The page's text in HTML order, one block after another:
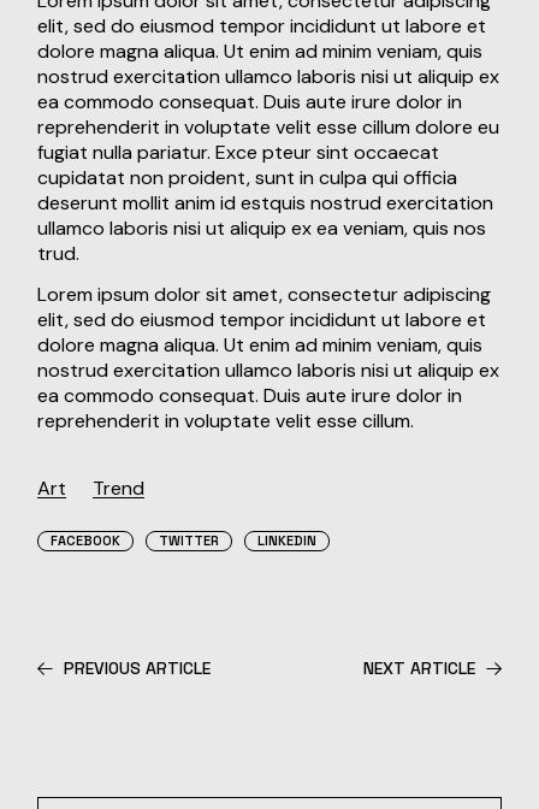
elit, sed do eiusmod tempor incididunt ut labore et
dolore magna aliqua. Ut enim ad minim veniam, quis
nostrud exercitation ullamco laboris nisi ut aliquip ex
ea commodo consequat. Duis aute irure dolor in
reprehenderit in voluptate velit esse cillum dolore eu
fugiat nulla pariatur. Exce pteur sint occaecat
cupidatat non proident, sunt in culpa qui officia
deserunt mollit anim id estquis nostrud exercitation
ullamco laboris nisi ut aliquip ex ea veniam, quis nos
trud.
Lorem ipsum dolor sit amet, consectetur adipiscing
elit, sed do eiusmod tempor incididunt ut labore et
dolore magna aliqua. Ut enim ad minim veniam, quis
nostrud exercitation ullamco laboris nisi ut aliquip ex
ea commodo consequat. Duis aute irure dolor in
reprehenderit in voluptate velit esse cillum.
Art Trend
FACEBOOK TWITTER LINKEDIN
PREVIOUS ARTICLE NEXT ARTICLE